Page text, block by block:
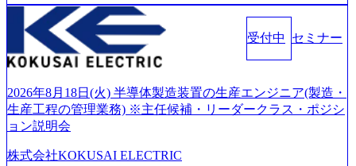
化を支援するために、戦略策定、組織改革、人材育成、業
務改善、実行支援などのコンサルティングサービスを一気
通貫で提供するのが特徴（いわゆる総合コンサルティング
ファーム） 社名の由来は”DXエリアにSpir（槍）を指して
ていく”という位置づけ 一昔前は金融が強い企業として認知
されていたが、現在金融の売上割合は全体の3割。現在はTo
C事業を始め、パブリック、製造業、通信、エンタメ、教
はあるが、社員の興味のある分野やスキルを活用したいな
受付中 セミナー
2026年8月18日(火) 半導体製造装置の生産エンジニア(製造・
生産工程の管理業務) ※主任候補・リーダークラス・ポジシ
ョン説明会
株式会社KOKUSAI ELECTRIC